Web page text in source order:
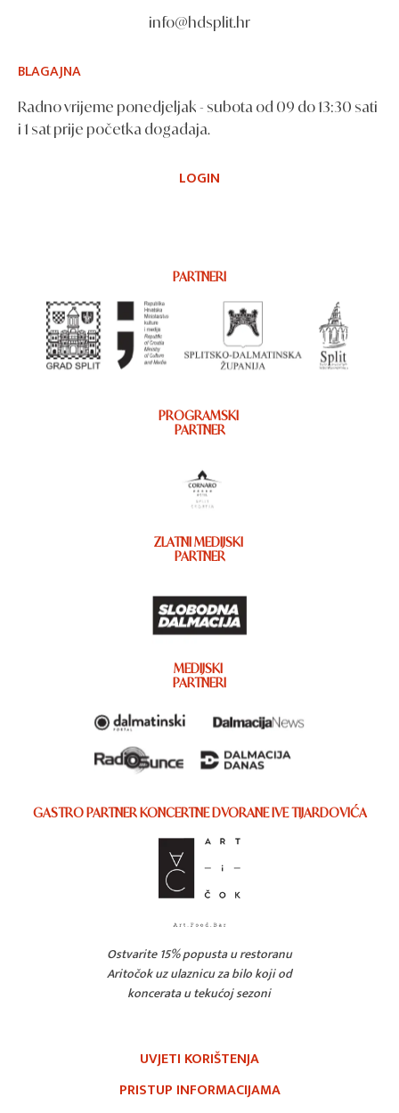
info@hdsplit.hr
BLAGAJNA
Radno vrijeme ponedjeljak - subota od 09 do 13:30 sati
i 1 sat prije početka događaja.
LOGIN
PARTNERI
PROGRAMSKI
PARTNER
ZLATNI MEDIJSKI
PARTNER
MEDIJSKI
PARTNERI
GASTRO PARTNER KONCERTNE DVORANE IVE TIJARDOVIĆA
Ostvarite 15% popusta u restoranu
Aritočok uz ulaznicu za bilo koji od
koncerata u tekućoj sezoni
UVJETI KORIŠTENJA
PRISTUP INFORMACIJAMA